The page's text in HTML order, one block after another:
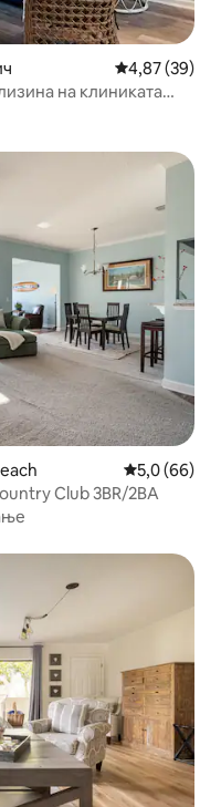
Просечна
4,87 (39)
на клиниката
Просечна
5,0 (66)
Club 3BR/2BA